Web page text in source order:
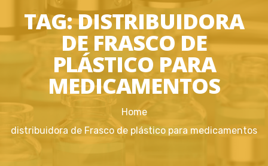
TAG:DISTRIBUIDORA
DE FRASCO DE
PLÁSTICO PARA
MEDICAMENTOS
Home
distribuidora de Frasco de plástico para medicamentos